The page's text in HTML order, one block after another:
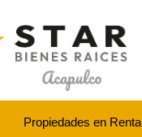
Propiedades en Renta